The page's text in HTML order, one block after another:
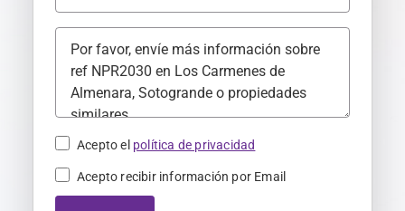
i
n
+
4
Acepto el política de privacidad
Acepto recibir información por Email